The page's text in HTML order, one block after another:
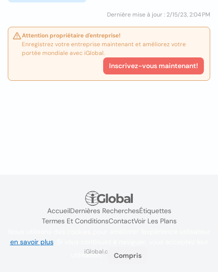
Dernière mise à jour : 2/15/23, 2:04 PM
Attention propriétaire d'entreprise!
Enregistrez votre entreprise maintenant et améliorez votre
portée mondiale avec iGlobal.
Inscrivez-vous maintenant!
AccueilDernières RecherchesÉtiquettes
Termes Et ConditionsContactVoir Les Plans
iGlobal.co @ 2024
en savoir plus. Si vous continuez à naviguer, vous acceptez leur
utilisation.
Compris